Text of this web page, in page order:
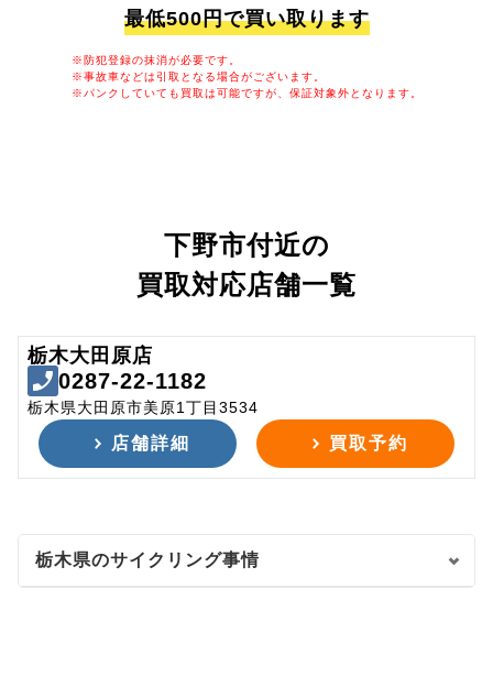
最低500円で買い取ります
※防犯登録の抹消が必要です。
※事故車などは引取となる場合がございます。
※パンクしていても買取は可能ですが、保証対象外となります。
下野市付近の
買取対応店舗一覧
栃木大田原店
0287-22-1182
栃木県大田原市美原1丁目3534
店舗詳細 買取予約
栃木県のサイクリング事情